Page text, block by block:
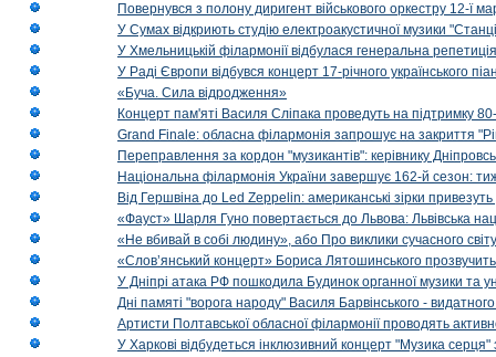
Повернувся з полону диригент військового оркестру 12-ї
У Сумах відкриють студію електроакустичної музики
У Хмельницькій філармонії відбулася генеральна
У Раді Європи відбувся концерт 17-річного українського
«Буча. Сила відродження»
Концерт пам'яті Василя Сліпака проведуть на підтримку
Grand Finale: обласна філармонія запрошує на закриття
Переправлення за кордон "музикантів": керівнику
Національна філармонія України завершує 162-й сезон:
Від Гершвіна до Led Zeppelin: американські зірки
«Фауст» Шарля Гуно повертається до Львова: Львівська
«Не вбивай в собі людину», або Про виклики сучасного світу
«Слов’янський концерт» Бориса Лятошинського
У Дніпрі атака РФ пошкодила Будинок органної музики та
Дні памяті "ворога народу" Василя Барвінського -
Артисти Полтавської обласної філармонії проводять
У Харкові відбудеться інклюзивний концерт "Музика